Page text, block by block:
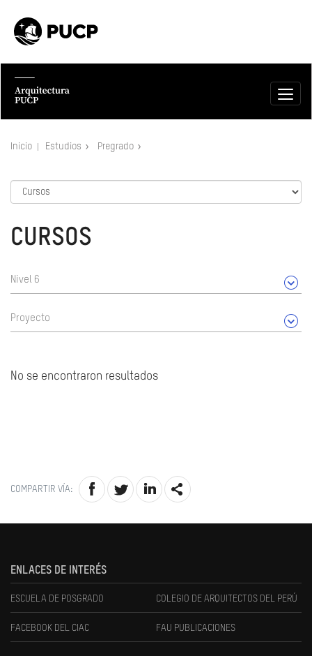
Inicio Estudios Pregrado
CURSOS
Nivel 6
Proyecto
No se encontraron resultados
COMPARTIR VÍA:
ENLACES DE INTERÉS
ESCUELA DE POSGRADO COLEGIO DE ARQUITECTOS DEL PERÚ
FACEBOOK DEL CIAC FAU PUBLICACIONES